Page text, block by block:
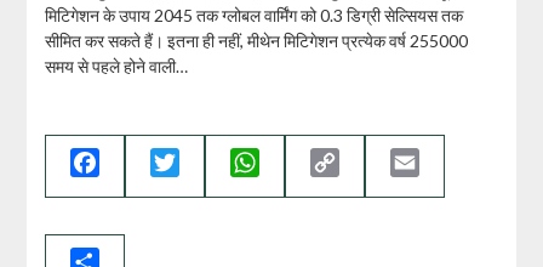
मिटिगेशन के उपाय 2045 तक ग्लोबल वार्मिंग को 0.3 डिग्री सेल्सियस तक
सीमित कर सकते हैं। इतना ही नहीं, मीथेन मिटिगेशन प्रत्येक वर्ष 255000
समय से पहले होने वाली…
Facebook Twitter WhatsApp
Link